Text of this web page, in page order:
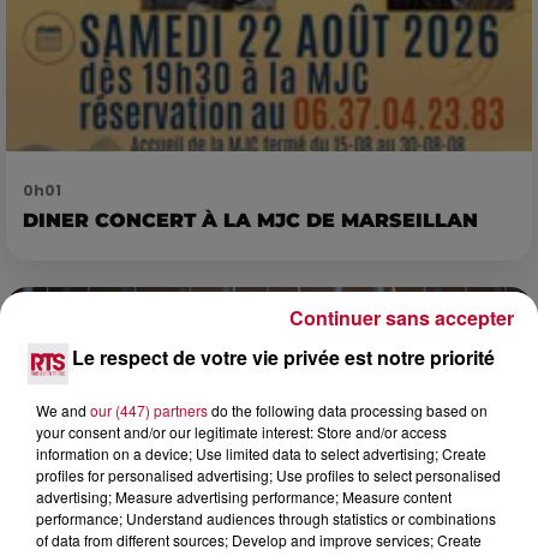
0h01
DINER CONCERT À LA MJC DE MARSEILLAN
Le respect de votre vie privée est notre priorité
We and our (447) partnersdo the following data processing based on
your consent and/or our legitimate interest: Store and/or access
information on a device; Use limited data to select advertising; Create
profiles for personalised advertising; Use profiles to select personalised
advertising; Measure advertising performance; Measure content
performance; Understand audiences through statistics or combinations
of data from different sources; Develop and improve services; Create
Continuer sans accepter